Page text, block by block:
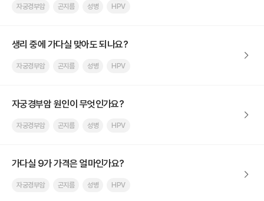
자궁경부암 곤지름 성병 HPV
생리 중에 가다실 맞아도 되나요?
자궁경부암 곤지름 성병 HPV
자궁경부암 원인이 무엇인가요?
자궁경부암 곤지름 성병 HPV
가다실 9가 가격은 얼마인가요?
자궁경부암 곤지름 성병 HPV